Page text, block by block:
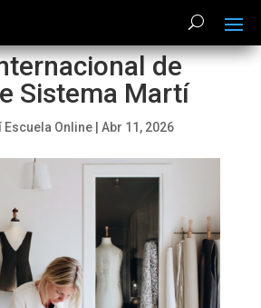
de
Sistema Martí
Online| Abr 11, 2026